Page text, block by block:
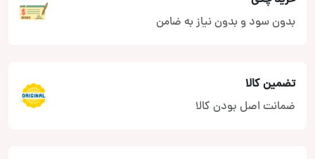
بدون سود و بدون نیاز به ضامن
تضمین کالا
ضمانت اصل بودن کالا